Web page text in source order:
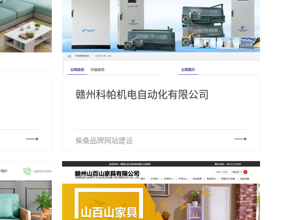
赣州科帕机电自动化有限公司
柴桑品牌网站建设